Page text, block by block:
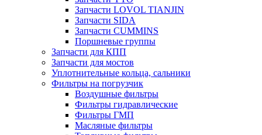
Запчасти LOVOL TIANJIN
Запчасти SIDA
Запчасти CUMMINS
Поршневые группы
Запчасти для КПП
Запчасти для мостов
Уплотнительные кольца, сальники
Фильтры на погрузчик
Воздушные фильтры
Фильтры гидравлические
Фильтры ГМП
Масляные фильтры